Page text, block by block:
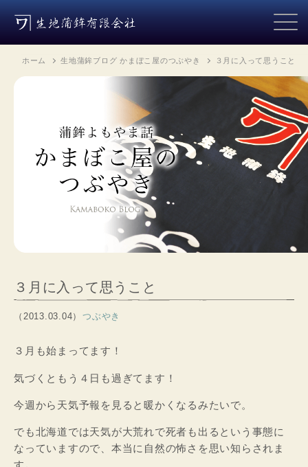
ホーム 生地蒲鉾ブログ かまぼこ屋のつぶやき ３月に入って思うこと
３月に入って思うこと
（2013.03.04） つぶやき
３月も始まってます！
気づくともう４日も過ぎてます！
今週から天気予報を見ると暖かくなるみたいで。
でも北海道では天気が大荒れで死者も出るという事態に
なっていますので、本当に自然の怖さを思い知らされま
す。